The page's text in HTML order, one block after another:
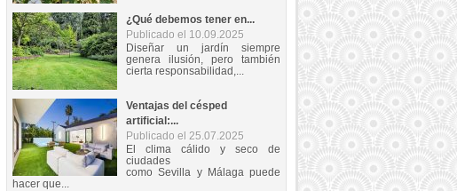
¿Qué debemos tener en...
Publicado el 10.09.2025
Diseñar un jardín siempre
genera ilusión, pero también
cierta responsabilidad,...
Ventajas del césped
artificial:...
Publicado el 25.07.2025
El clima cálido y seco de
ciudades
como Sevilla y Málaga puede
hacer que...